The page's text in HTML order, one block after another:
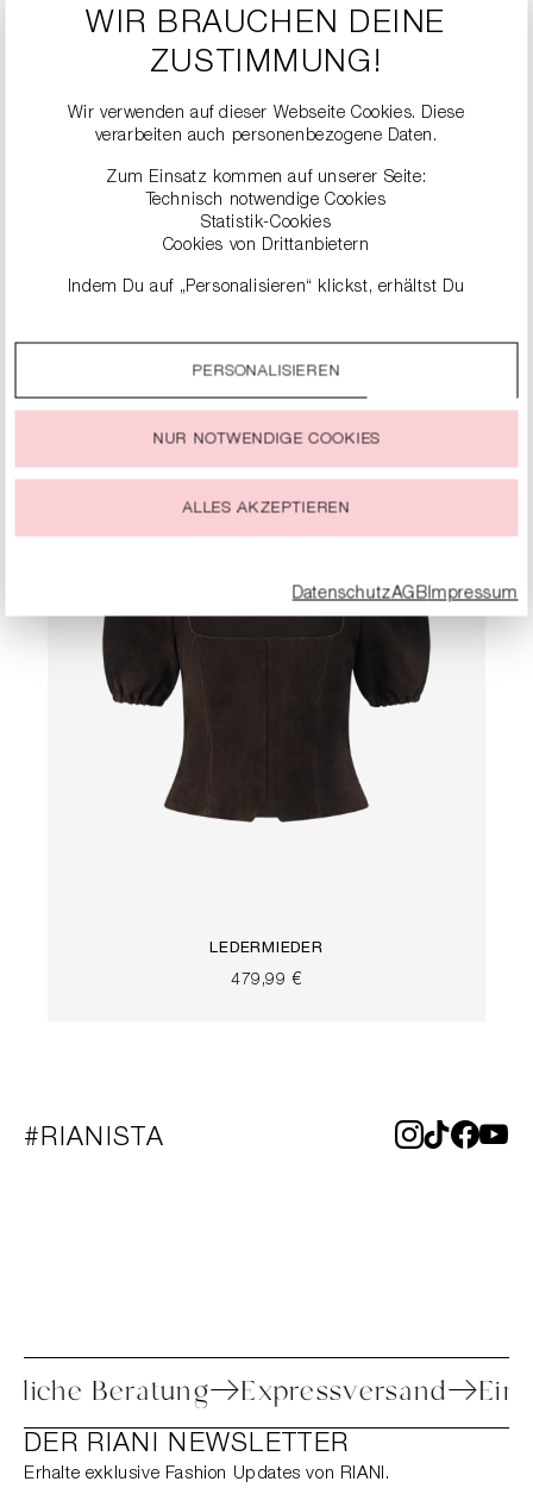
Professionelle
Textilpflege
PRODUKTE
LEDERMIEDER
479,99 €
#RIANISTA
Persönliche Beratung Expressversand
DER RIANI NEWSLETTER
Erhalte exklusive Fashion Updates von RIANI.
WIR BRAUCHEN DEINE
ZUSTIMMUNG!
Wir verwenden auf dieser Webseite Cookies. Diese
verarbeiten auch personenbezogene Daten.
Zum Einsatz kommen auf unserer Seite:
Technisch notwendige Cookies
Statistik-Cookies
Cookies von Drittanbietern
Indem Du auf „Personalisieren“ klickst, erhältst Du
Durch einen Klick auf das Auswahlfeld „Alle akzeptieren“
stimmst Du der Verwendung aller Cookies zu, die unter
jeder Zeit ändern oder widerrufen.
PERSONALISIEREN
NUR NOTWENDIGE COOKIES
ALLES AKZEPTIEREN
DatenschutzAGBImpressum